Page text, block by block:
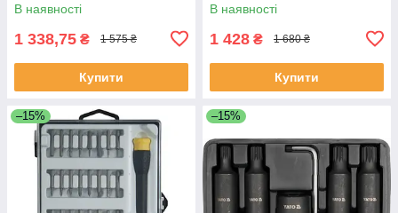
В наявності
1 338,75 ₴ 1 575 ₴
Купити
В наявності
1 428 ₴ 1 680 ₴
Купити
–15% –15%